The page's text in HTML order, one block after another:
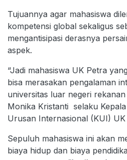
Tujuannya agar mahasiswa
kompetensi global sekaligus
mengantisipasi derasnya
aspek.
“Jadi mahasiswa UK Petra
bisa merasakan pengalaman
universitas luar negeri
Monika Kristanti selaku
Urusan Internasional (KUI) UK
Sepuluh mahasiswa ini akan
biaya hidup dan biaya